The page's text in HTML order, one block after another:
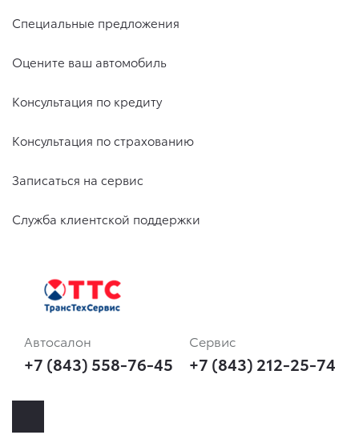
Специальные предложения
Оцените ваш автомобиль
Консультация по кредиту
Консультация по страхованию
Записаться на сервис
Служба клиентской поддержки
Автосалон
+7 (843) 558-76-45
Сервис
+7 (843) 212-25-74